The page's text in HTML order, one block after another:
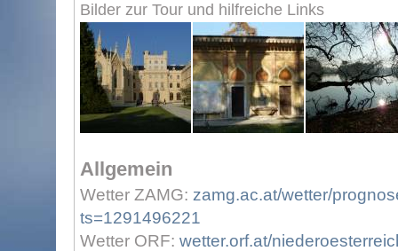
Bilder zur Tour und hilfreiche Links
Allgemein
Wetter ZAMG: zamg.ac.at/wetter/
ts=1291496221
Wetter ORF: wetter.orf.at/